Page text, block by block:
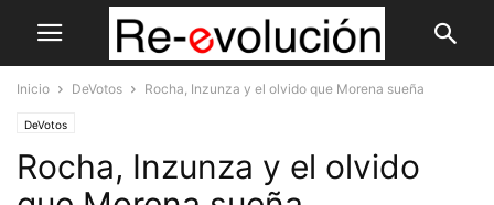
Inicio DeVotos Rocha, Inzunza y el olvido que Morena sueña
DeVotos
Rocha, Inzunza y el olvido